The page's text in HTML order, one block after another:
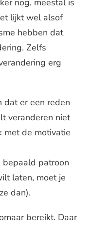
nog, meestal is
lijkt wel alsof
hebben dat
Zelfs
erg
dat er een reden
veranderen niet
met de motivatie
patroon
laten, moet je
dan).
bereikt. Daar